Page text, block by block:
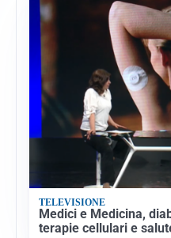
TELEVISIONE
Medici e Medicina,
terapie cellulari e